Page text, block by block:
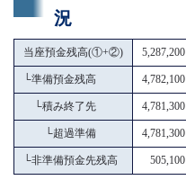
況
当座預金残高(①+②) 5,287,200
└準備預金残高 4,782,100
└積み終了先 4,781,300
└超過準備 4,781,300
└非準備預金先残高 505,100